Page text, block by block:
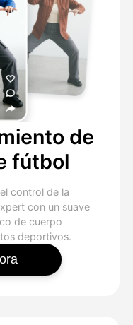
de
fútbol
control de la
con un suave
de cuerpo
deportivos.